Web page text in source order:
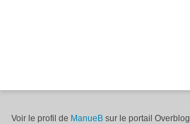
Voir le profil de ManueBsur le portail Overblog